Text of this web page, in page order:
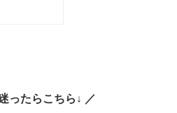
ったらこちら↓ ／